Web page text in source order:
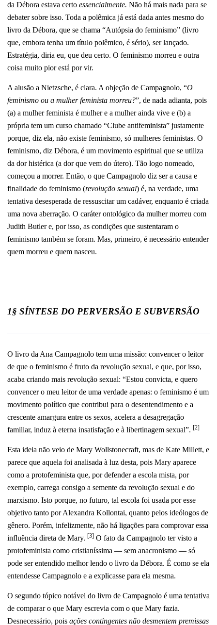
da Débora estava certo essencialmente. Não há mais nada para se
debater sobre isso. Toda a polêmica já está dada antes mesmo do
livro da Débora, que se chama “Autópsia do feminismo” (livro
que, embora tenha um título polêmico, é sério), ser lançado.
Estratégia, diria eu, que deu certo. O feminismo morreu e outra
coisa muito pior está por vir.
A alusão a Nietzsche, é clara. A objeção de Campagnolo, “O
feminismo ou a mulher feminista morreu?”, de nada adianta, pois
(a) a mulher feminista é mulher e a mulher ainda vive e (b) a
própria tem um curso chamado “Clube antifeminista” justamente
porque, diz ela, não existe feminismo, só mulheres feministas. O
feminismo, diz Débora, é um movimento espiritual que se utiliza
da dor histérica (a dor que vem do útero). Tão logo nomeado,
começou a morrer. Então, o que Campagnolo diz ser a causa e
finalidade do feminismo (revolução sexual) é, na verdade, uma
tentativa desesperada de ressuscitar um cadáver, enquanto é criada
uma nova aberração. O caráter ontológico da mulher morreu com
Judith Butler e, por isso, as condições que sustentaram o
feminismo também se foram. Mas, primeiro, é necessário entender
quem morreu e quem nasceu.
1§ SÍNTESE DO PERVERSÃO E SUBVERSÃO
O livro da Ana Campagnolo tem uma missão: convencer o leitor
de que o feminismo é fruto da revolução sexual, e que, por isso,
acaba criando mais revolução sexual: “Estou convicta, e quero
convencer o meu leitor de uma verdade apenas: o feminismo é um
movimento político que contribui para o desentendimento e a
crescente amargura entre os sexos, acelera a desagregação
familiar, induz à eterna insatisfação e à libertinagem sexual”. [2]
Esta ideia não veio de Mary Wollstonecraft, mas de Kate Millett, e
parece que aquela foi analisada à luz desta, pois Mary aparece
como a protofeminista que, por defender a escola mista, por
exemplo, carrega consigo a semente da revolução sexual e do
marxismo. Isto porque, no futuro, tal escola foi usada por esse
objetivo tanto por Alexandra Kollontai, quanto pelos ideólogos de
gênero. Porém, infelizmente, não há ligações para comprovar essa
influência direta de Mary. [3] O fato da Campagnolo ter visto a
protofeminista como cristianíssima — sem anacronismo — só
pode ser entendido melhor lendo o livro da Débora. É como se ela
entendesse Campagnolo e a explicasse para ela mesma.
O segundo tópico notável do livro de Campagnolo é uma tentativa
de comparar o que Mary escrevia com o que Mary fazia.
Desnecessário, pois ações contingentes não desmentem premissas